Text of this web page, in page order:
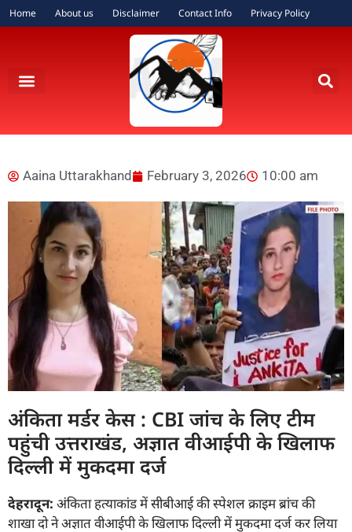
Home About us Disclaimer Contact Info Privacy Policy
Aaina Uttarakhand February 3, 2026 10:00 am
अंकिता मर्डर केस : CBI जांच के लिए टीम
पहुंची उत्तराखंड, अज्ञात वीआईपी के खिलाफ
दिल्ली में मुकदमा दर्ज
देहरादून: अंकिता हत्याकांड में सीबीआई की स्पेशल क्राइम ब्रांच की
शाखा दो ने अज्ञात वीआईपी के खिलाफ दिल्ली में मुकदमा दर्ज कर लिया